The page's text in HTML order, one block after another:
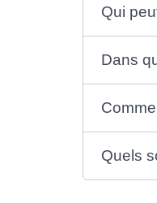
Qui
Dans
Quels